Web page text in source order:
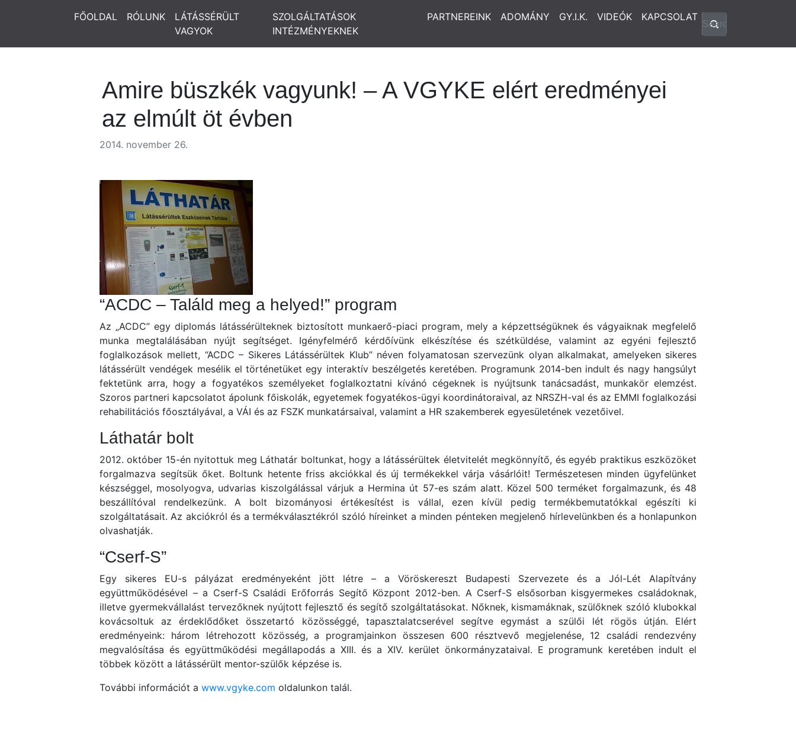
FŐOLDAL RÓLUNK
LÁTÁSSÉRÜLT
VAGYOK
SZOLGÁLTATÁSOK
INTÉZMÉNYEKNEK
PARTNEREINK ADOMÁNY GY.I.K. VIDEÓK KAPCSOLAT
Amire büszkék vagyunk! – A VGYKE elért eredményei
az elmúlt öt évben
2014. november 26.
“ACDC – Találd meg a helyed!” program
Az „ACDC” egy diplomás látássérülteknek biztosított munkaerő-piaci program, mely a képzettségüknek és vágyaiknak megfelelő
munka megtalálásában nyújt segítséget. Igényfelmérő kérdőívünk elkészítése és szétküldése, valamint az egyéni fejlesztő
foglalkozások mellett, “ACDC – Sikeres Látássérültek Klub” néven folyamatosan szervezünk olyan alkalmakat, amelyeken sikeres
látássérült vendégek mesélik el történetüket egy interaktív beszélgetés keretében. Programunk 2014-ben indult és nagy hangsúlyt
fektetünk arra, hogy a fogyatékos személyeket foglalkoztatni kívánó cégeknek is nyújtsunk tanácsadást, munkakör elemzést.
Szoros partneri kapcsolatot ápolunk főiskolák, egyetemek fogyatékos-ügyi koordinátoraival, az NRSZH-val és az EMMI foglalkozási
rehabilitációs főosztályával, a VÁI és az FSZK munkatársaival, valamint a HR szakemberek egyesületének vezetőivel.
Láthatár bolt
2012. október 15-én nyitottuk meg Láthatár boltunkat, hogy a látássérültek életvitelét megkönnyítő, és egyéb praktikus eszközöket
forgalmazva segítsük őket. Boltunk hetente friss akciókkal és új termékekkel várja vásárlóit! Természetesen minden ügyfelünket
készséggel, mosolyogva, udvarias kiszolgálással várjuk a Hermina út 57-es szám alatt. Közel 500 terméket forgalmazunk, és 48
beszállítóval rendelkezünk. A bolt bizományosi értékesítést is vállal, ezen kívül pedig termékbemutatókkal egészíti ki
szolgáltatásait. Az akciókról és a termékválasztékról szóló híreinket a minden pénteken megjelenő hírlevelünkben és a honlapunkon
olvashatják.
“Cserf-S”
Egy sikeres EU-s pályázat eredményeként jött létre – a Vöröskereszt Budapesti Szervezete és a Jól-Lét Alapítvány
együttműködésével – a Cserf-S Családi Erőforrás Segítő Központ 2012-ben. A Cserf-S elsősorban kisgyermekes családoknak,
illetve gyermekvállalást tervezőknek nyújtott fejlesztő és segítő szolgáltatásokat. Nőknek, kismamáknak, szülőknek szóló klubokkal
kovácsoltuk az érdeklődőket összetartó közösséggé, tapasztalatcserével segítve egymást a szülői lét rögös útján. Elért
eredményeink: három létrehozott közösség, a programjainkon összesen 600 résztvevő megjelenése, 12 családi rendezvény
megvalósítása és együttműködési megállapodás a XIII. és a XIV. kerület önkormányzataival. E programunk keretében indult el
többek között a látássérült mentor-szülők képzése is.
További információt a www.vgyke.com oldalunkon talál.